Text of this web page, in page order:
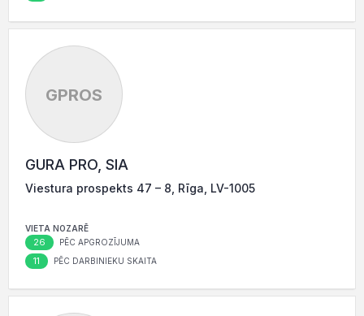
GPROS
GURA PRO, SIA
Viestura prospekts 47 – 8, Rīga, LV-1005
VIETA NOZARĒ
26 PĒC APGROZĪJUMA
11 PĒC DARBINIEKU SKAITA